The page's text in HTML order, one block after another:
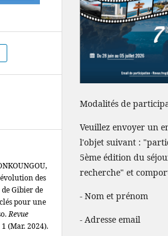
des
Gibier de
pour une
Revue
1 (Mar. 2024).
Modalités de
Veuillez envoyer un
l'objet suivant :
5ème édition du
recherche" et
- Nom et prénom
- Adresse email